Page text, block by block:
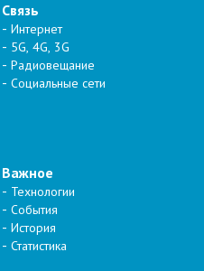
Связь
Интернет
5G, 4G, 3G
Радиовещание
Социальные сети
Важное
Технологии
События
История
Статистика